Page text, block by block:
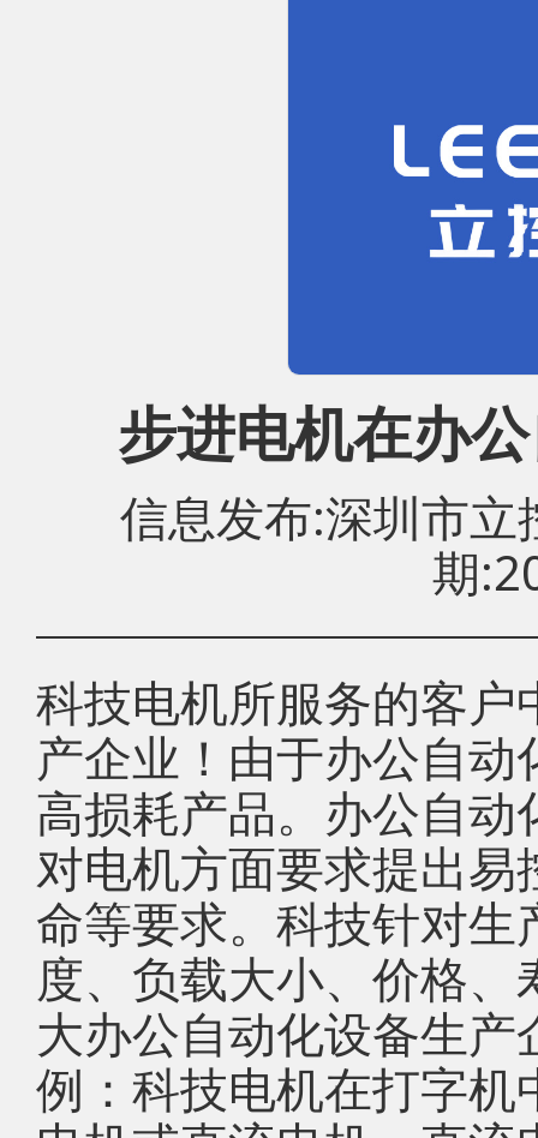
步进电机在办
信息发布:深圳市
期
科技电机所服务的客
产企业！由于办公自
高损耗产品。办公自
对电机方面要求提出
命等要求。科技针对
度、负载大小、价格
大办公自动化设备生
例：科技电机在打字